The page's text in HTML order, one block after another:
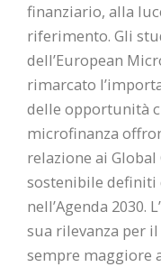
finanziario, alla
riferimento. Gli
dell’European
rimarcato
delle opportunità
microfinanza
relazione ai
sostenibile definiti
nell’Agenda 2030.
sua rilevanza per
sempre maggiore